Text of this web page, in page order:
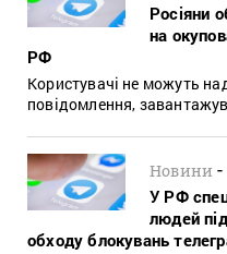
Росіяни
на
РФ
Користувачі не можуть
повідомлення,
Новини -
У РФ
людей
обходу блокувань